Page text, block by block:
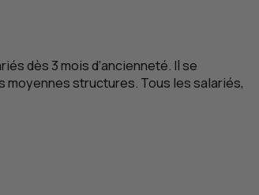
dès 3 mois d’ancienneté. Il se
moyennes structures. Tous les salariés,